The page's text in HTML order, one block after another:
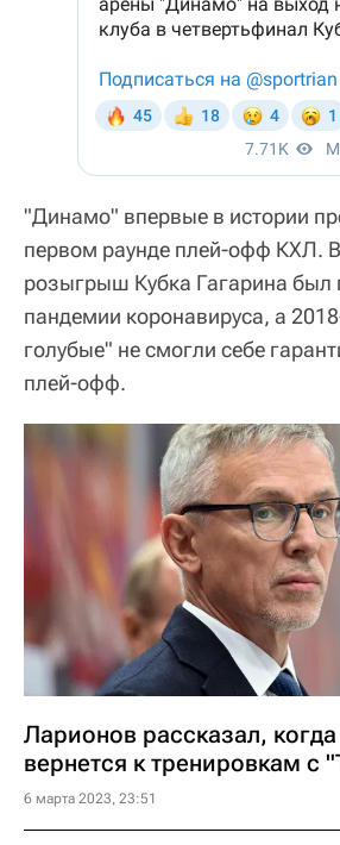
"Динамо" впервые в истории
первом раунде плей-офф КХЛ.
розыгрыш Кубка Гагарина был
пандемии коронавируса, а
голубые" не смогли себе
плей-офф.
Ларионов рассказал,
вернется к тренировкам с
6 марта 2023, 23:51